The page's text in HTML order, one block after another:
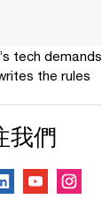
tech demands
the rules
我們